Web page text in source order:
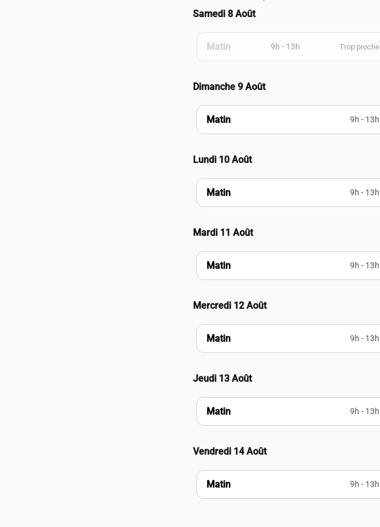
Samedi 8 Août
Matin 9h - 13h Trop proche
Dimanche 9 Août
Matin 9h - 13h
Lundi 10 Août
Matin 9h - 13h
Mardi 11 Août
Matin 9h - 13h
Mercredi 12 Août
Matin 9h - 13h
Jeudi 13 Août
Matin 9h - 13h
Vendredi 14 Août
Matin 9h - 13h